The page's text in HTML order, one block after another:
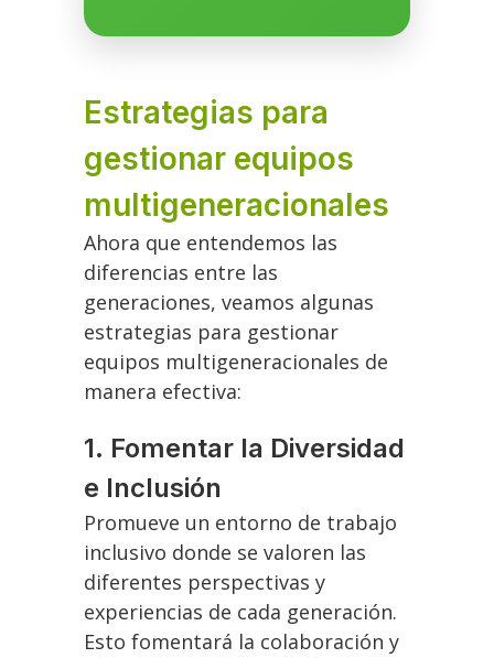
Estrategias para
gestionar equipos
multigeneracionales
Ahora que entendemos las
diferencias entre las
generaciones, veamos algunas
estrategias para gestionar
equipos multigeneracionales de
manera efectiva:
1. Fomentar la Diversidad
e Inclusión
Promueve un entorno de trabajo
inclusivo donde se valoren las
diferentes perspectivas y
experiencias de cada generación.
Esto fomentará la colaboración y